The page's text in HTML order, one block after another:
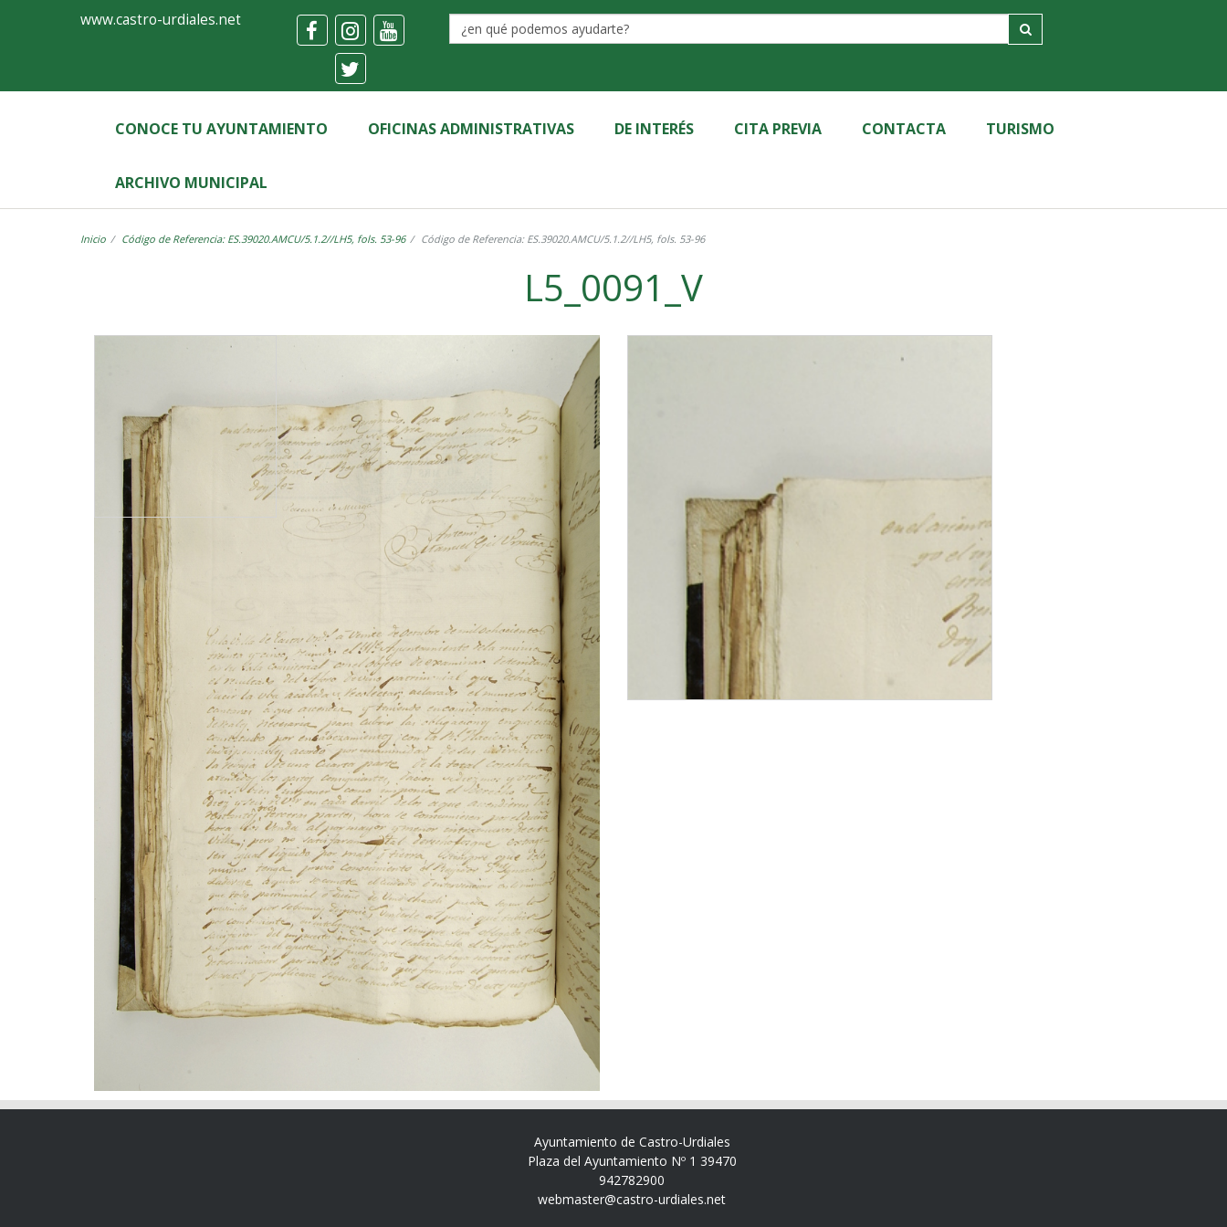
Ayuntamiento
Castro-
Urdiales
www.castro-urdiales.net
CONOCE TU AYUNTAMIENTO OFICINAS ADMINISTRATIVAS DE INTERÉS CITA PREVIA CONTACTA TURISMO
ARCHIVO MUNICIPAL
Inicio Código de Referencia: ES.39020.AMCU/5.1.2//LH5, fols. 53-96 Código de Referencia: ES.39020.AMCU/5.1.2//LH5, fols. 53-96
L5_0091_V
Ayuntamiento de Castro-Urdiales
Plaza del Ayuntamiento Nº 1 39470
942782900
webmaster@castro-urdiales.net